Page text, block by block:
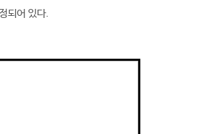
되어 있다.